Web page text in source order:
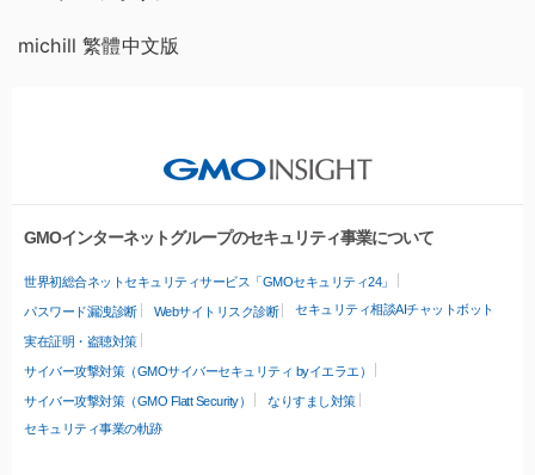
michill 繁體中文版
GMOインターネットグループのセキュリティ事業について
世界初総合ネットセキュリティサービス「GMOセキュリティ24」
パスワード漏洩診断 Webサイトリスク診断 セキュリティ相談AIチャットボット
実在証明・盗聴対策
サイバー攻撃対策（GMOサイバーセキュリティ byイエラエ）
サイバー攻撃対策（GMO Flatt Security）
なりすまし対策
セキュリティ事業の軌跡